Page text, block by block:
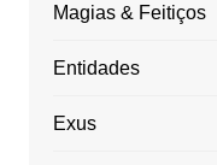
Magias & Feitiços
Entidades
Exus